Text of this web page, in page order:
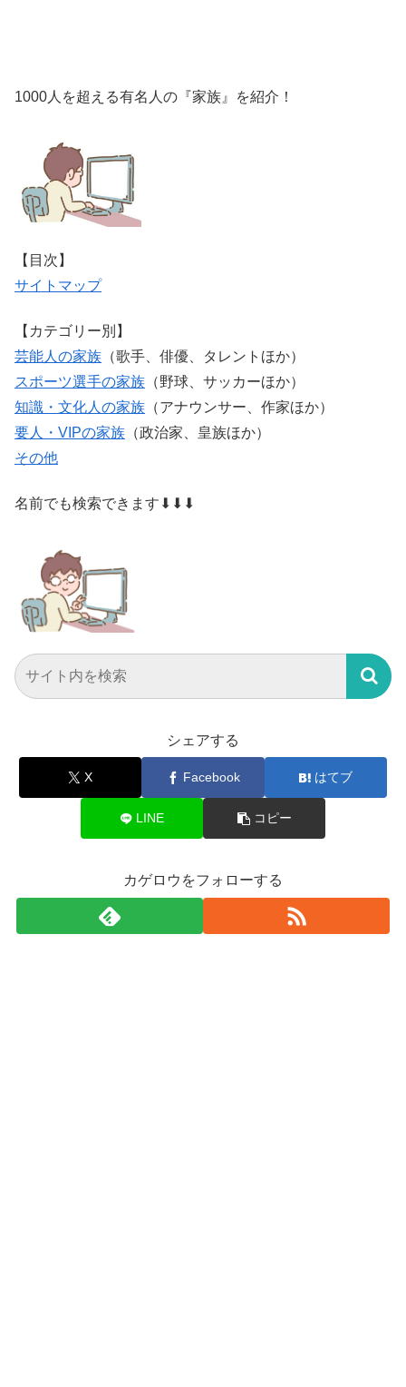
1000人を超える有名人の『家族』を紹介！
【目次】
サイトマップ
【カテゴリー別】
芸能人の家族 （歌手、俳優、タレントほか）
スポーツ選手の家族 （野球、サッカーほか）
知識・文化人の家族 （アナウンサー、作家ほか）
要人・VIPの家族 （政治家、皇族ほか）
その他
名前でも検索できます⬇⬇⬇
シェアする
X Facebook はてブ
LINE コピー
カゲロウをフォローする